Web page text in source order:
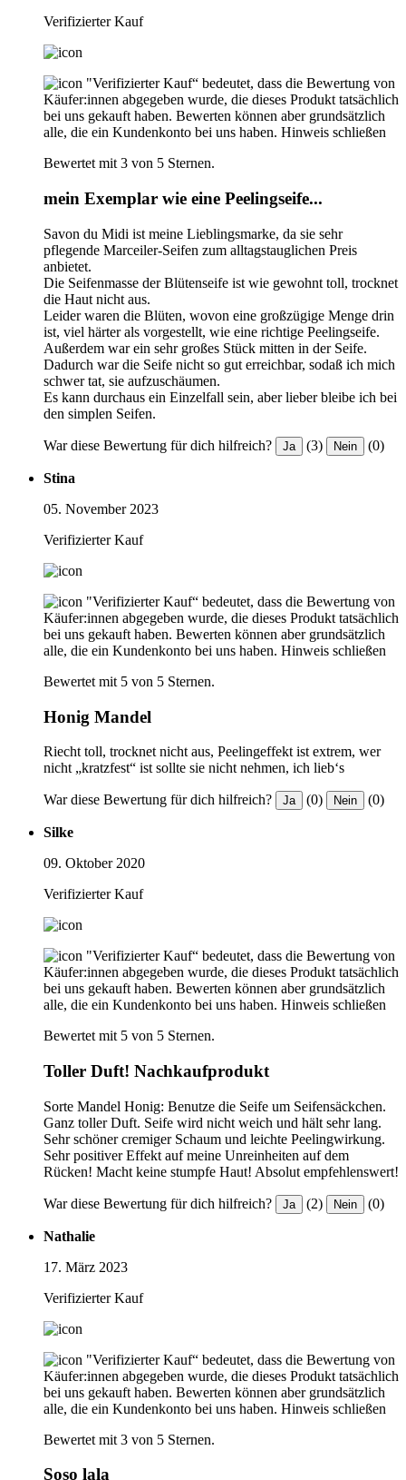
Verifizierter Kauf
"Verifizierter Kauf“ bedeutet, dass die Bewertung von
Käufer:innen abgegeben wurde, die dieses Produkt tatsächlich
bei uns gekauft haben. Bewerten können aber grundsätzlich
alle, die ein Kundenkonto bei uns haben. Hinweis schließen
Bewertet mit 3 von 5 Sternen.
mein Exemplar wie eine Peelingseife...
Savon du Midi ist meine Lieblingsmarke, da sie sehr
pflegende Marceiler-Seifen zum alltagstauglichen Preis
anbietet.
Die Seifenmasse der Blütenseife ist wie gewohnt toll, trocknet
die Haut nicht aus.
Leider waren die Blüten, wovon eine großzügige Menge drin
ist, viel härter als vorgestellt, wie eine richtige Peelingseife.
Außerdem war ein sehr großes Stück mitten in der Seife.
Dadurch war die Seife nicht so gut erreichbar, sodaß ich mich
schwer tat, sie aufzuschäumen.
Es kann durchaus ein Einzelfall sein, aber lieber bleibe ich bei
den simplen Seifen.
War diese Bewertung für dich hilfreich? Ja (3) Nein (0)
Stina
05. November 2023
Verifizierter Kauf
"Verifizierter Kauf“ bedeutet, dass die Bewertung von
Käufer:innen abgegeben wurde, die dieses Produkt tatsächlich
bei uns gekauft haben. Bewerten können aber grundsätzlich
alle, die ein Kundenkonto bei uns haben. Hinweis schließen
Bewertet mit 5 von 5 Sternen.
Honig Mandel
Riecht toll, trocknet nicht aus, Peelingeffekt ist extrem, wer
nicht „kratzfest“ ist sollte sie nicht nehmen, ich lieb‘s
War diese Bewertung für dich hilfreich? Ja (0) Nein (0)
Silke
09. Oktober 2020
Verifizierter Kauf
"Verifizierter Kauf“ bedeutet, dass die Bewertung von
Käufer:innen abgegeben wurde, die dieses Produkt tatsächlich
bei uns gekauft haben. Bewerten können aber grundsätzlich
alle, die ein Kundenkonto bei uns haben. Hinweis schließen
Bewertet mit 5 von 5 Sternen.
Toller Duft! Nachkaufprodukt
Sorte Mandel Honig: Benutze die Seife um Seifensäckchen.
Ganz toller Duft. Seife wird nicht weich und hält sehr lang.
Sehr schöner cremiger Schaum und leichte Peelingwirkung.
Sehr positiver Effekt auf meine Unreinheiten auf dem
Rücken! Macht keine stumpfe Haut! Absolut empfehlenswert!
War diese Bewertung für dich hilfreich? Ja (2) Nein (0)
Nathalie
17. März 2023
Verifizierter Kauf
"Verifizierter Kauf“ bedeutet, dass die Bewertung von
Käufer:innen abgegeben wurde, die dieses Produkt tatsächlich
bei uns gekauft haben. Bewerten können aber grundsätzlich
alle, die ein Kundenkonto bei uns haben. Hinweis schließen
Bewertet mit 3 von 5 Sternen.
Soso lala